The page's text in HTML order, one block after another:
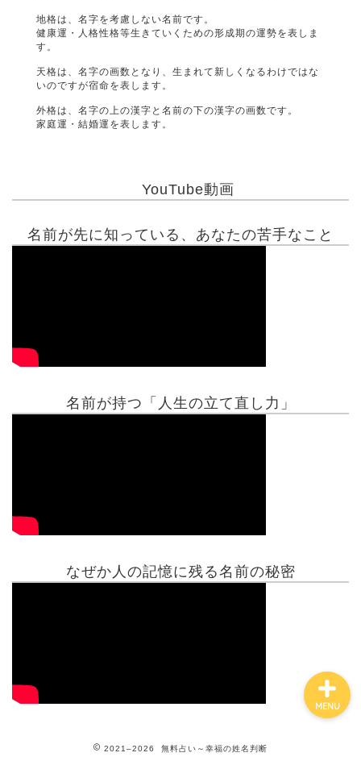
地格は、名字を考慮しない名前です。
健康運・人格性格等生きていくための形成期の運勢を表しま
す。
天格は、名字の画数となり、生まれて新しくなるわけではな
いのですが宿命を表します。
外格は、名字の上の漢字と名前の下の漢字の画数です。
家庭運・結婚運を表します。
YouTube動画
名前が先に知っている、あなたの苦手なこと
名前が持つ「人生の立て直し力」
なぜか人の記憶に残る名前の秘密
2021–2026 無料占い～幸福の姓名判断
MENU